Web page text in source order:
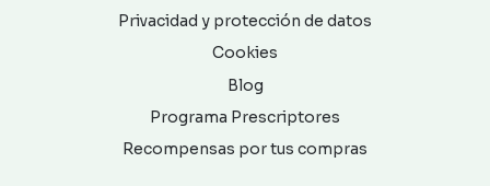
Privacidad y protección de datos
Cookies
Blog
Programa Prescriptores
Recompensas por tus compras